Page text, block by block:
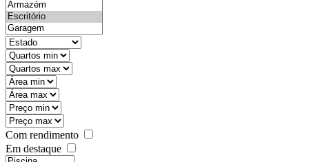
state
mintypo
maxtypo
minarea
maxarea
minprice
maxprice
Com rendimento
Em destaque